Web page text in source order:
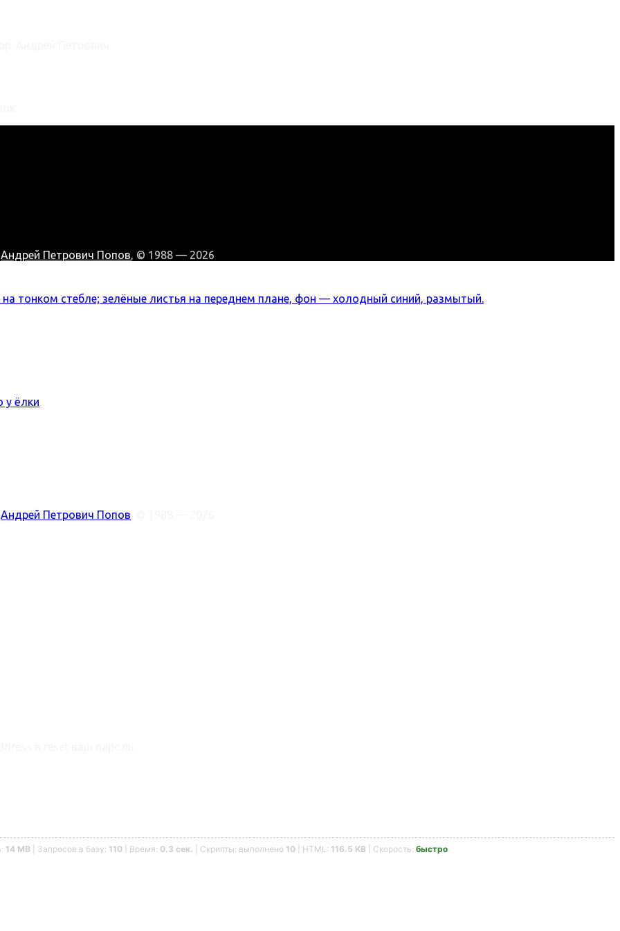
у ёлки
Андрей Петрович Попов, © 1988 — 2026
Андрей Петрович Попов
в reset ваш пароль.
14 MB | Запросов в базу: 110 | Время: 0.3 сек. | Скрипты: выполнено 10 | HTML: 116.5 KB | Скорость: быстро